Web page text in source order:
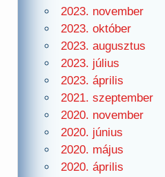
2023. november
2023. október
2023. augusztus
2023. július
2023. április
2021. szeptember
2020. november
2020. június
2020. május
2020. április